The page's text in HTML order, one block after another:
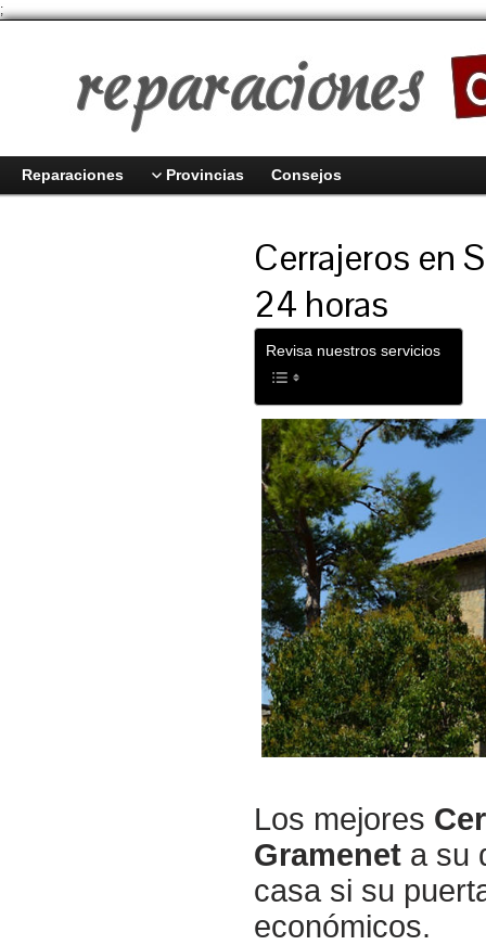
;
Reparaciones Provincias Consejos
Cerrajeros en
24 horas
Revisa nuestros servicios
Los mejores
Gramenet a su
casa si su
económicos.